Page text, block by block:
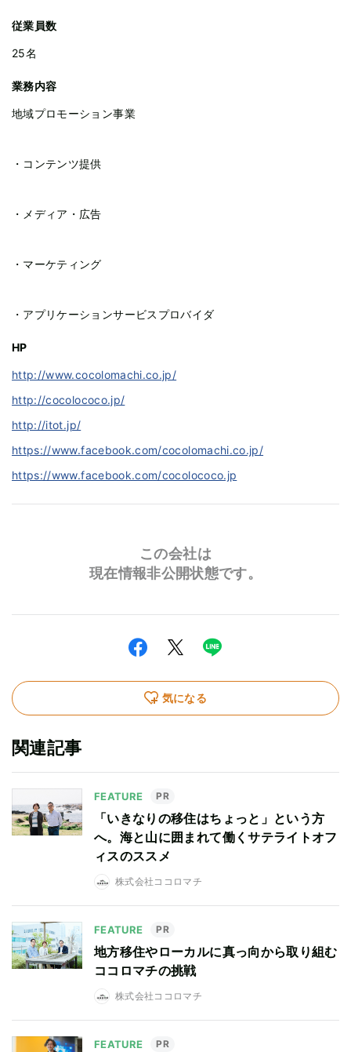
従業員数
25名
業務内容
地域プロモーション事業
・コンテンツ提供
・メディア・広告
・マーケティング
・アプリケーションサービスプロバイダ
HP
http://www.cocolomachi.co.jp/
http://cocolococo.jp/
http://itot.jp/
https://www.facebook.com/cocolomachi.co.jp/
https://www.facebook.com/cocolococo.jp
この会社は
現在情報非公開状態です。
気になる
関連記事
FEATURE PR
「いきなりの移住はちょっと」という方
へ。海と山に囲まれて働くサテライトオフ
ィスのススメ
株式会社ココロマチ
FEATURE PR
地方移住やローカルに真っ向から取り組む
ココロマチの挑戦
株式会社ココロマチ
FEATURE PR